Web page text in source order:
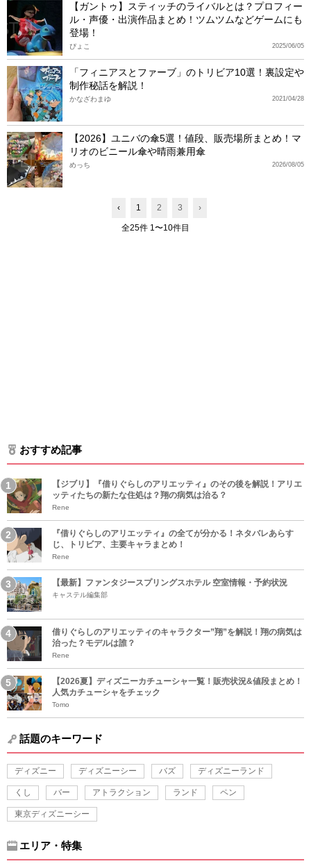
【ガントゥ】スティッチのライバルとは？プロフィー
ル・声優・出演作品まとめ！ツムツムなどゲームにも
登場！
2025/06/05
ぴょこ
「フィニアスとファーブ」のトリビア10選！裏設定や
制作秘話を解説！
2021/04/28
かなざわまゆ
【2026】ユニバの傘5選！値段、販売場所まとめ！マ
リオのビニール傘や晴雨兼用傘
2026/08/05
めっち
‹ 1 2 3 ›
全25件 1〜10件目
おすすめ記事
【ジブリ】『借りぐらしのアリエッティ』のその後を解説！アリエ
ッティたちの新たな住処は？翔の病気は治る？
Rene
『借りぐらしのアリエッティ』の全てが分かる！ネタバレあらす
じ、トリビア、主要キャラまとめ！
Rene
【最新】ファンタジースプリングスホテル 空室情報・予約状況
キャステル編集部
借りぐらしのアリエッティのキャラクター”翔”を解説！翔の病気は
治った？モデルは誰？
Rene
【2026夏】ディズニーカチューシャ一覧！販売状況&値段まとめ！
人気カチューシャをチェック
Tomo
話題のキーワード
ディズニー ディズニーシー バズ ディズニーランド
くし バー アトラクション ランド ペン
東京ディズニーシー
エリア・特集